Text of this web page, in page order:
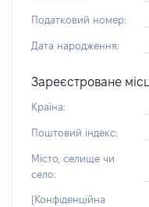
Податковий номер:
Дата народження:
Зареєстроване
Країна:
Поштовий індекс:
Місто, селище чи
село:
[Конфіденційна